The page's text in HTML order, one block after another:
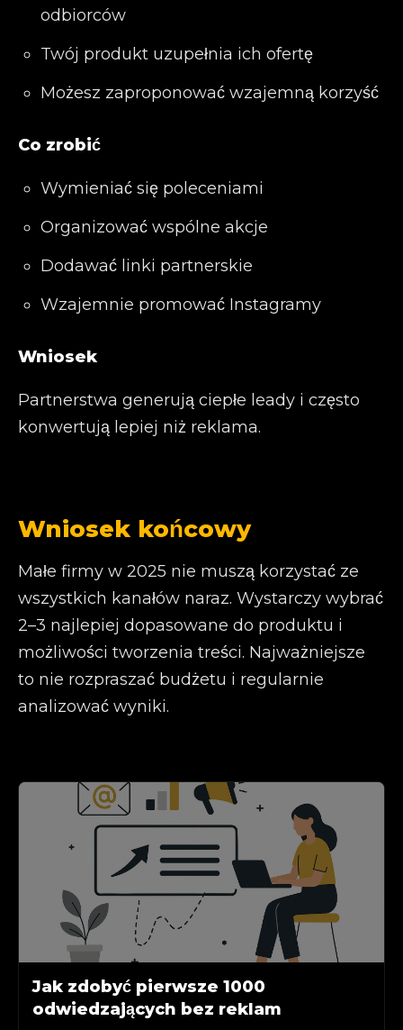
odbiorców
Twój produkt uzupełnia ich ofertę
Możesz zaproponować wzajemną korzyść
Co zrobić
Wymieniać się poleceniami
Organizować wspólne akcje
Dodawać linki partnerskie
Wzajemnie promować Instagramy
Wniosek
Partnerstwa generują ciepłe leady i często
konwertują lepiej niż reklama.
Wniosek końcowy
Małe firmy w 2025 nie muszą korzystać ze
wszystkich kanałów naraz. Wystarczy wybrać
2–3 najlepiej dopasowane do produktu i
możliwości tworzenia treści. Najważniejsze
to nie rozpraszać budżetu i regularnie
analizować wyniki.
Jak zdobyć pierwsze 1000
odwiedzających bez reklam